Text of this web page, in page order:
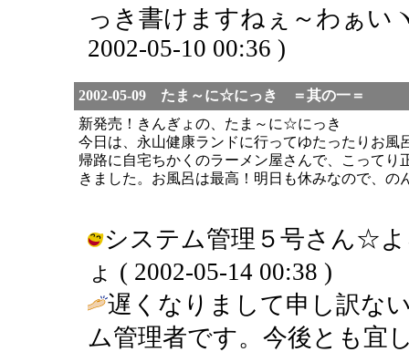
っき書けますねぇ～わぁ
2002-05-10 00:36 )
2002-05-09 たま～に☆にっき ＝其の一＝
新発売！きんぎょの、たま～に☆にっき
今日は、永山健康ランドに行ってゆたったりお
帰路に自宅ちかくのラーメン屋さんで、こって
きました。お風呂は最高！明日も休みなので、の
システム管理５号さん☆
ょ ( 2002-05-14 00:38 )
遅くなりまして申し訳な
ム管理者です。今後とも宜